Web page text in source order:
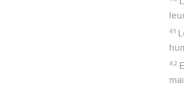
41
42